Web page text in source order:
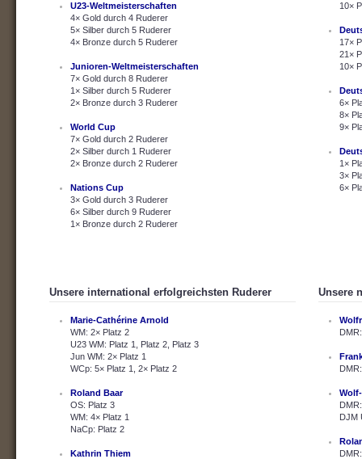
U23-Weltmeisterschaften
4× Gold durch 4 Ruderer
5× Silber durch 5 Ruderer
4× Bronze durch 5 Ruderer
Junioren-Weltmeisterschaften
7× Gold durch 8 Ruderer
1× Silber durch 5 Ruderer
2× Bronze durch 3 Ruderer
World Cup
7× Gold durch 2 Ruderer
2× Silber durch 1 Ruderer
2× Bronze durch 2 Ruderer
Nations Cup
3× Gold durch 3 Ruderer
6× Silber durch 9 Ruderer
1× Bronze durch 2 Ruderer
10×
17×
21×
10×
6×
8×
9×
1×
3×
6×
Unsere international erfolgreichsten Ruderer
Marie-Cathérine Arnold
WM: 2× Platz 2
U23 WM: Platz 1, Platz 2, Platz 3
Jun WM: 2× Platz 1
WCp: 5× Platz 1, 2× Platz 2
Roland Baar
OS: Platz 3
WM: 4× Platz 1
NaCp: Platz 2
Kathrin Thiem
Unsere
DJM